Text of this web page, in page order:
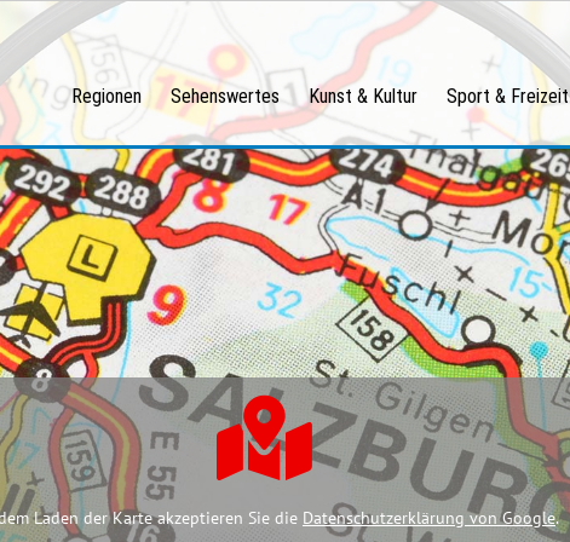
Regionen Sehenswertes Kunst & Kultur Sport & Freizeit
Laden der Karte akzeptieren Sie die Datenschutzerklärung von Google.